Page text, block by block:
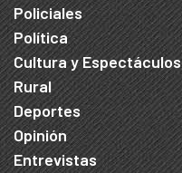
Policiales
Política
Cultura y Espectáculos
Rural
Deportes
Opinión
Entrevistas